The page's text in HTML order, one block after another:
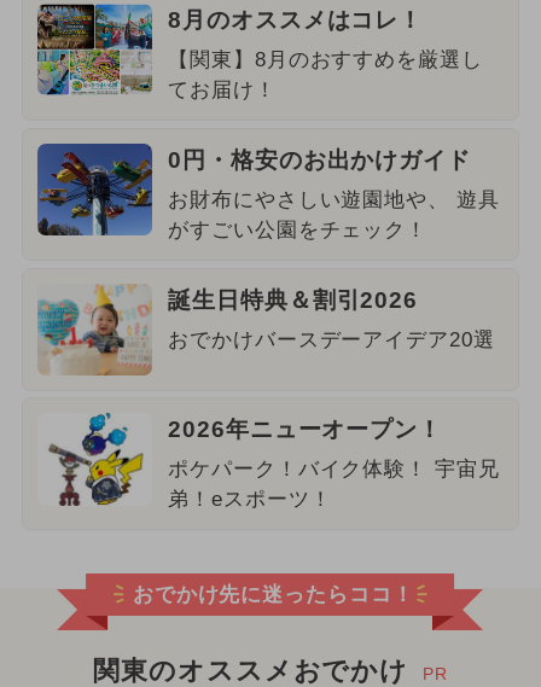
8月のオススメはコレ！
【関東】8月のおすすめを厳選し
てお届け！
0円・格安のお出かけガイド
お財布にやさしい遊園地や、 遊具
がすごい公園をチェック！
誕生日特典＆割引2026
おでかけバースデーアイデア20選
2026年ニューオープン！
ポケパーク！バイク体験！ 宇宙兄
弟！eスポーツ！
おでかけ先に迷ったらココ！
関東のオススメおでかけ PR